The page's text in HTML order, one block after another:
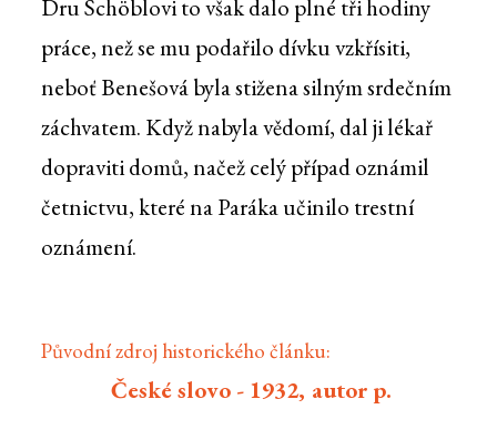
Dru Schöblovi to však dalo plné tři hodiny
práce, než se mu podařilo dívku vzkřísiti,
neboť Benešová byla stižena silným srdečním
záchvatem. Když nabyla vědomí, dal ji lékař
dopraviti domů, načež celý případ oznámil
četnictvu, které na Paráka učinilo trestní
oznámení.
Původní zdroj historického článku:
České slovo - 1932, autor p.